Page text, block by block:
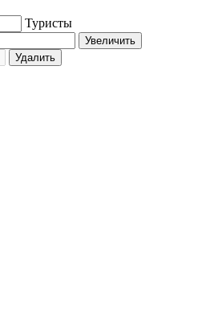
Туристы
Увеличить
Удалить